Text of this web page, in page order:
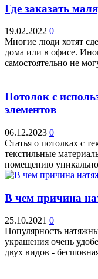
Где заказать
19.02.2022 0
Многие люди хотят
дома или в офисе.
самостоятельно не
Потолок с
элементов
06.12.2023 0
Статья о потолках с
текстильные
помещению
В чем причина
25.10.2021 0
Популярность
украшения очень
двух видов -